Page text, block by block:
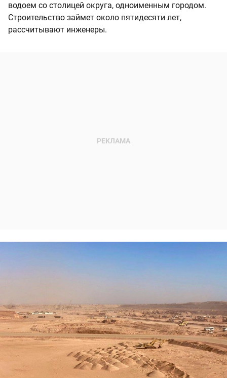
водоем со столицей округа, одноименным городом.
Строительство займет около пятидесяти лет,
рассчитывают инженеры.